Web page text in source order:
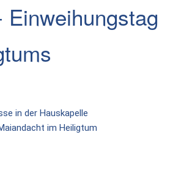
Einweihungstag
in der Hauskapelle
im Heiligtum